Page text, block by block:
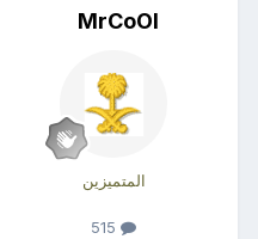
MrCoOl
المتميزين